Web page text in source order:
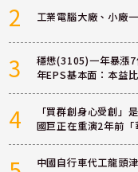
2 工業電腦大廠、小廠
3
穩懋(3105)一年暴漲
年EPS基本面：本益
4
「買群創身心受創」
國巨正在重演2年前「
中國自行車代工龍頭